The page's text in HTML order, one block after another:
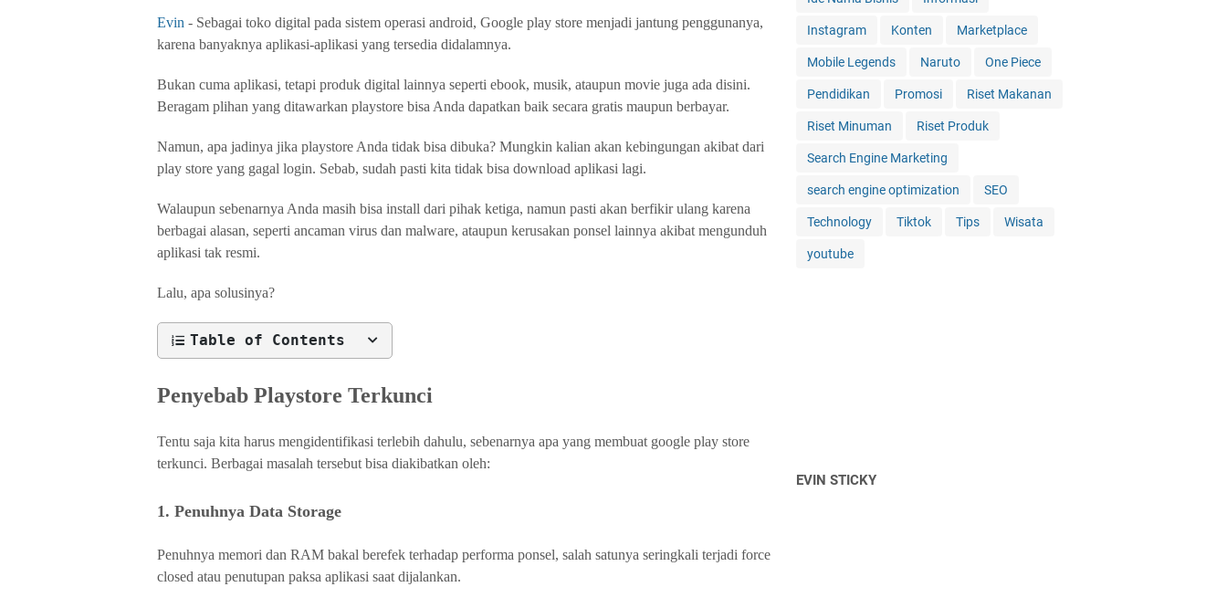
Evin - Sebagai toko digital pada sistem operasi android, Google play store menjadi jantung penggunanya,
karena banyaknya aplikasi-aplikasi yang tersedia didalamnya.
Bukan cuma aplikasi, tetapi produk digital lainnya seperti ebook, musik, ataupun movie juga ada disini.
Beragam plihan yang ditawarkan playstore bisa Anda dapatkan baik secara gratis maupun berbayar.
Namun, apa jadinya jika playstore Anda tidak bisa dibuka? Mungkin kalian akan kebingungan akibat dari
play store yang gagal login. Sebab, sudah pasti kita tidak bisa download aplikasi lagi.
Walaupun sebenarnya Anda masih bisa install dari pihak ketiga, namun pasti akan berfikir ulang karena
berbagai alasan, seperti ancaman virus dan malware, ataupun kerusakan ponsel lainnya akibat mengunduh
aplikasi tak resmi.
Lalu, apa solusinya?
Table of Contents
Penyebab Playstore Terkunci
Tentu saja kita harus mengidentifikasi terlebih dahulu, sebenarnya apa yang membuat google play store
terkunci. Berbagai masalah tersebut bisa diakibatkan oleh:
1. Penuhnya Data Storage
Penuhnya memori dan RAM bakal berefek terhadap performa ponsel, salah satunya seringkali terjadi force
closed atau penutupan paksa aplikasi saat dijalankan.
Instagram Konten Marketplace
Mobile Legends Naruto One Piece
Pendidikan Promosi Riset Makanan
Riset Minuman Riset Produk
Search Engine Marketing
search engine optimization SEO
Technology Tiktok Tips Wisata
youtube
EVIN STICKY